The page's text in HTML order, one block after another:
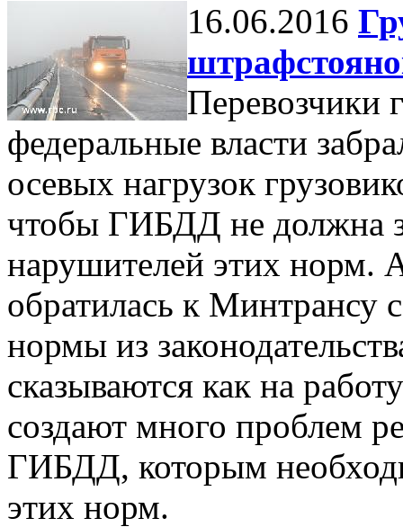
16.06.2016
Перевозчики
федеральные власти
осевых нагрузок
чтобы ГИБДД не должна
нарушителей этих норм.
обратилась к Минтрансу
нормы из
сказываются как на
создают много проблем
ГИБДД, которым
этих норм.